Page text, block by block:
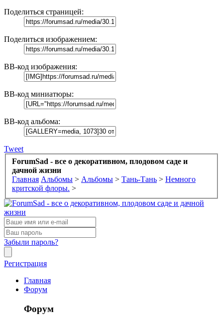
Поделиться страницей:
Поделиться изображением:
BB-код изображения:
BB-код миниатюры:
BB-код альбома:
Tweet
ForumSad - все о декоративном, плодовом саде и
дачной жизни
Главная Альбомы > Альбомы > Тань-Тань > Немного
критской флоры. >
Забыли пароль?
Регистрация
Главная
Форум
Форум